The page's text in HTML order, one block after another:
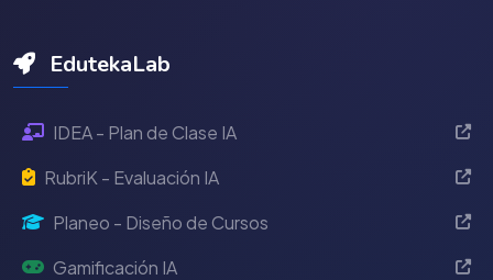
EdutekaLab
IDEA - Plan de Clase IA
RubriK - Evaluación IA
Planeo - Diseño de Cursos
Gamificación IA